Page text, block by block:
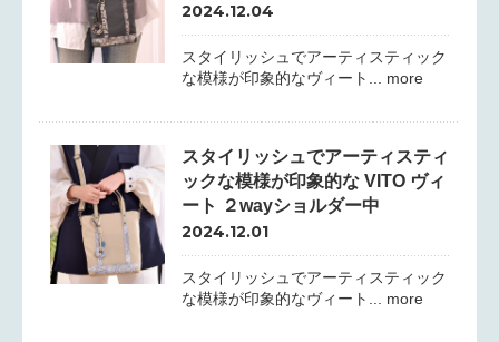
2024.12.04
スタイリッシュでアーティスティック
な模様が印象的なヴィート... more
スタイリッシュでアーティスティ
ックな模様が印象的な VITO ヴィ
ート ２wayショルダー中
2024.12.01
スタイリッシュでアーティスティック
な模様が印象的なヴィート... more